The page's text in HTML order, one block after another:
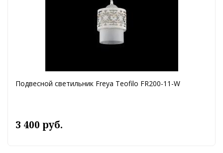
Подвесной светильник Freya Teofilo FR200-11-W
3 400 руб.